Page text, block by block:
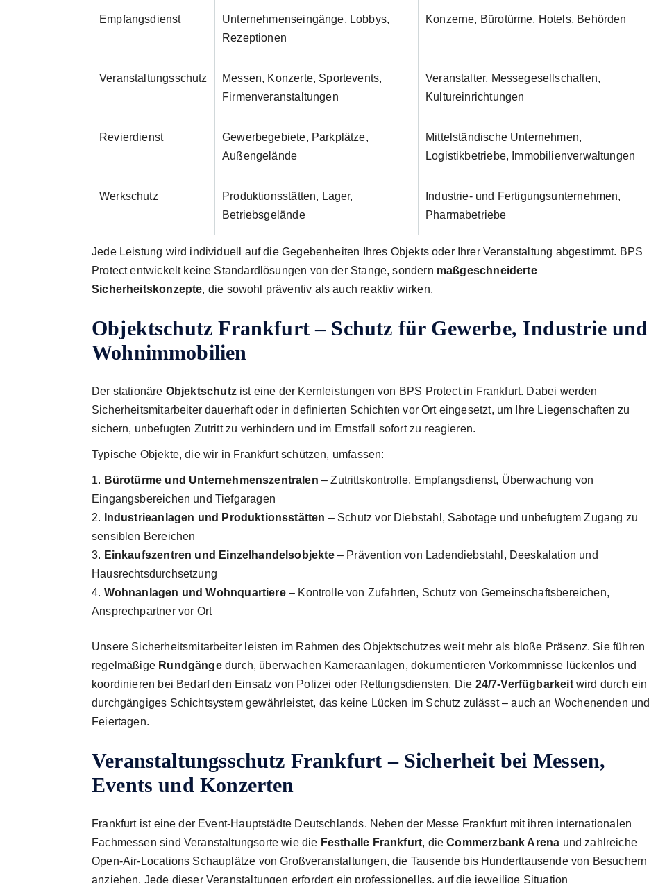
Empfangsdienst
Unternehmens­eingänge, Lobbys,
Rezeptionen
Konzerne, Bürotürme, Hotels, Behörden
Veranstaltungsschutz
Messen, Konzerte, Sportevents,
Firmen­veranstaltungen
Veranstalter, Messegesellschaften,
Kultureinrichtungen
Revierdienst
Gewerbegebiete, Parkplätze,
Außengelände
Mittelständische Unternehmen,
Logistikbetriebe, Immobilienverwaltungen
Werkschutz
Produktionsstätten, Lager,
Betriebsgelände
Industrie- und Fertigungs­unternehmen,
Pharmabetriebe
Jede Leistung wird individuell auf die Gegebenheiten Ihres Objekts oder Ihrer Veranstaltung abgestimmt. BPS
Protect entwickelt keine Standardlösungen von der Stange, sondern maßgeschneiderte
Sicherheitskonzepte, die sowohl präventiv als auch reaktiv wirken.
Objektschutz Frankfurt – Schutz für Gewerbe, Industrie und
Wohnimmobilien
Der stationäre Objektschutzist eine der Kernleistungen von BPS Protect in Frankfurt. Dabei werden
Sicherheitsmitarbeiter dauerhaft oder in definierten Schichten vor Ort eingesetzt, um Ihre Liegenschaften zu
sichern, unbefugten Zutritt zu verhindern und im Ernstfall sofort zu reagieren.
Typische Objekte, die wir in Frankfurt schützen, umfassen:
Bürotürme und Unternehmens­zentralen – Zutrittskontrolle, Empfangsdienst, Überwachung von
Eingangsbereichen und Tiefgaragen
Industrieanlagen und Produktionsstätten – Schutz vor Diebstahl, Sabotage und unbefugtem Zugang zu
sensiblen Bereichen
Einkaufszentren und Einzelhandels­objekte– Prävention von Ladendiebstahl, Deeskalation und
Hausrechts­durchsetzung
Wohnanlagen und Wohnquartiere– Kontrolle von Zufahrten, Schutz von Gemeinschafts­bereichen,
Ansprechpartner vor Ort
Unsere Sicherheitsmitarbeiter leisten im Rahmen des Objektschutzes weit mehr als bloße Präsenz. Sie führen
regelmäßige Rundgängedurch, überwachen Kameraanlagen, dokumentieren Vorkommnisse lückenlos und
koordinieren bei Bedarf den Einsatz von Polizei oder Rettungsdiensten. Die 24/7-Verfügbarkeitwird durch ein
durchgängiges Schicht­system gewährleistet, das keine Lücken im Schutz zulässt – auch an Wochenenden und
Feiertagen.
Veranstaltungsschutz Frankfurt – Sicherheit bei Messen,
Events und Konzerten
Frankfurt ist eine der Event-Hauptstädte Deutschlands. Neben der Messe Frankfurt mit ihren internationalen
Fachmessen sind Veranstaltungsorte wie die Festhalle Frankfurt, dieCommerzbank Arena und zahlreiche
Open-Air-Locations Schauplätze von Großveranstaltungen, die Tausende bis Hunderttausende von Besuchern
anziehen. Jede dieser Veranstaltungen erfordert ein professionelles, auf die jeweilige Situation